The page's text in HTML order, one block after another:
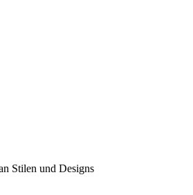
Stilen und Designs